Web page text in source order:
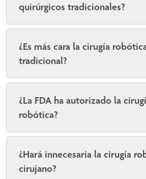
quirúrgicos tradicionales?
¿Es más cara la cirugía
tradicional?
¿La FDA ha autorizado la
robótica?
¿Hará innecesaria la cirugía
cirujano?